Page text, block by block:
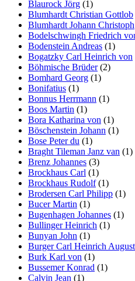
Blaurock Jörg (1)
Blumhardt Christian Gottlob
Blumhardt Johann Christoph
Bodelschwingh Friedrich
Bodenstein Andreas (1)
Bogatzky Carl Heinrich von
Böhmische Brüder(2)
Bomhard Georg (1)
Bonifatius (1)
Bonnus Herrmann (1)
Boos Martin (1)
Bora Katharina von (1)
Böschenstein Johann (1)
Bose Peter du (1)
Braght Tileman Janz van (1)
Brenz Johannes (3)
Brockhaus Carl (1)
Brockhaus Rudolf(1)
Brodersen Carl Philipp (1)
Bucer Martin (1)
Bugenhagen Johannes (1)
Bullinger Heinrich (1)
Bunyan John (1)
Burger Carl Heinrich
Burk Karl von (1)
Bussemer Konrad (1)
Calvin Jean (1)